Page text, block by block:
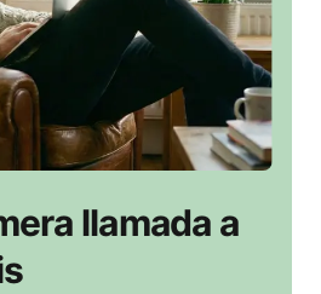
llamada a